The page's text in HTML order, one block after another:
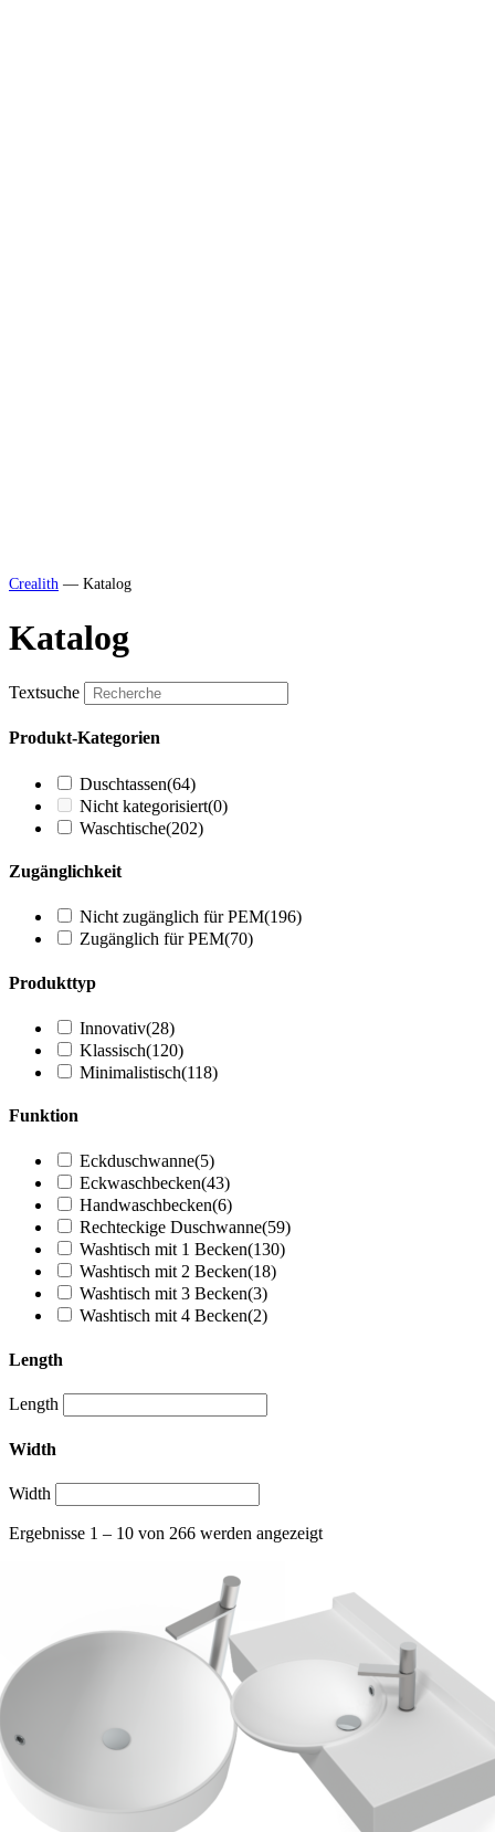
Crealith — Katalog
Katalog
Textsuche
Produkt-Kategorien
Duschtassen(64)
Nicht kategorisiert(0)
Waschtische(202)
Zugänglichkeit
Nicht zugänglich für PEM(196)
Zugänglich für PEM(70)
Produkttyp
Innovativ(28)
Klassisch(120)
Minimalistisch(118)
Funktion
Eckduschwanne(5)
Eckwaschbecken(43)
Handwaschbecken(6)
Rechteckige Duschwanne(59)
Washtisch mit 1 Becken(130)
Washtisch mit 2 Becken(18)
Washtisch mit 3 Becken(3)
Washtisch mit 4 Becken(2)
Length
Length
Width
Width
Ergebnisse 1 – 10 von 266 werden angezeigt